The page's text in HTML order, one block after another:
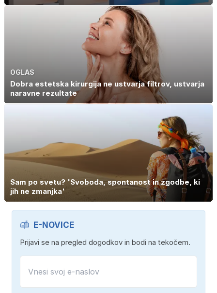
OGLAS
Dobra estetska kirurgija ne ustvarja filtrov, ustvarja
naravne rezultate
Sam po svetu? 'Svoboda, spontanost in zgodbe, ki
jih ne zmanjka'
E-NOVICE
Prijavi se na pregled dogodkov in bodi na tekočem.